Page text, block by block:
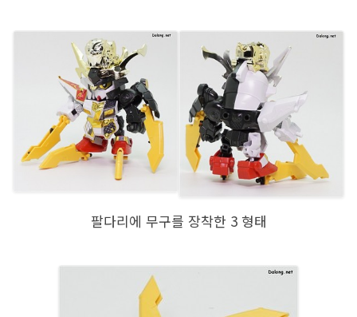
팔다리에 무구를 장착한 3 형태